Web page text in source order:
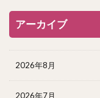
アーカイブ
2026年8月
2026年7月